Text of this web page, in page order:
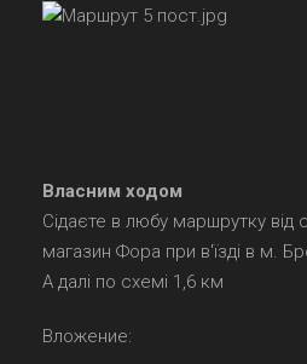
Власним ходом
Сідаєте в любу маршрутку від
магазин Фора при в'їзді в м.
А далі по схемі 1,6 км
Вложение: